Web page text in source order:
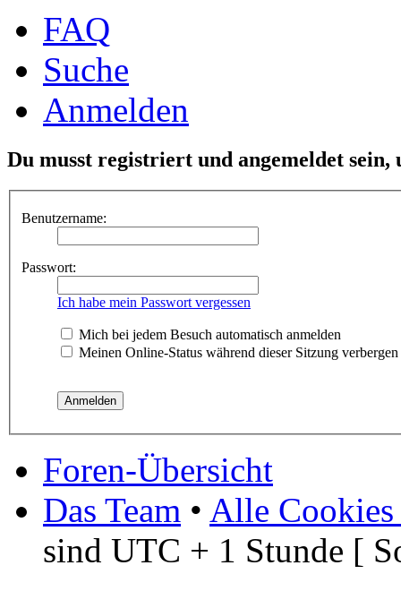
FAQ
Suche
Anmelden
Du musst registriert und angemeldet
Benutzername:
Passwort:
Ich habe mein Passwort vergessen
Mich bei jedem Besuch automatisch anmelden
Meinen Online-Status während dieser Sitzung verbergen
Foren-Übersicht
Das Team • Alle Cookies
sind UTC + 1 Stunde [